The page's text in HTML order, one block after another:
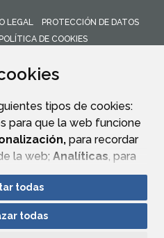
tipos de cookies:
para que la web funcione
para recordar
la web; Analíticas, para
de la web y sus servicios.
“Aceptar todas”
su uso. Si pulsa el botón
todas
todas
LEGAL
PROTECCIÓN DE DATOS
POLÍTICA DE COOKIES